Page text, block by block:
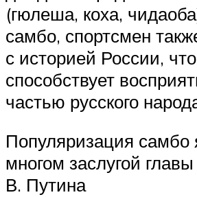
(гюлеша, коха,
самбо, спортсмен
с историей России, что
способствует
частью русского
Популяризация самбо
многом заслугой главы
В. Путина